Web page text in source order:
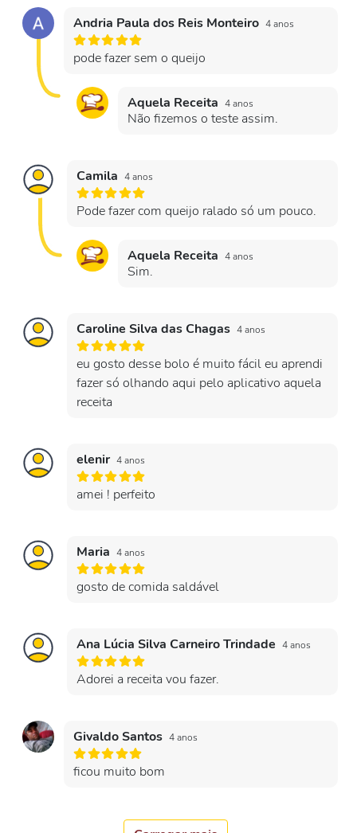
Andria Paula dos Reis Monteiro 4 anos
pode fazer sem o queijo
Aquela Receita 4 anos
Não fizemos o teste assim.
Camila 4 anos
Pode fazer com queijo ralado só um pouco.
Aquela Receita 4 anos
Sim.
Caroline Silva das Chagas 4 anos
eu gosto desse bolo é muito fácil eu aprendi
fazer só olhando aqui pelo aplicativo aquela
receita
elenir 4 anos
amei ! perfeito
Maria 4 anos
gosto de comida saldável
Ana Lúcia Silva Carneiro Trindade 4 anos
Adorei a receita vou fazer.
Givaldo Santos 4 anos
ficou muito bom